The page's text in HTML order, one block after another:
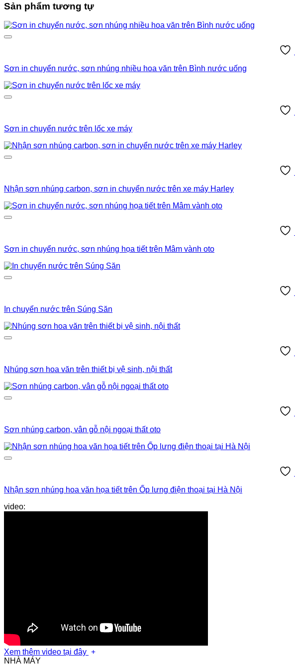
Sản phẩm tương tự
Sơn in chuyển nước, sơn nhúng nhiều hoa văn trên Bình nước uống
Sơn in chuyển nước trên lốc xe máy
Nhận sơn nhúng carbon, sơn in chuyển nước trên xe máy Harley
Sơn in chuyển nước, sơn nhúng họa tiết trên Mâm vành oto
In chuyển nước trên Súng Săn
Nhúng sơn hoa văn trên thiết bị vệ sinh, nội thất
Sơn nhúng carbon, vân gỗ nội ngoại thất oto
Nhận sơn nhúng hoa văn họa tiết trên Ốp lưng điện thoại tại Hà Nội
Sơn nhúng carbon mâm vành xe máy
video:
Xem thêm video tại đây
NHÀ MÁY